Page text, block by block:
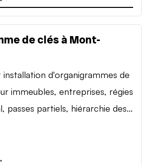
de clés à Mont-
d'organigrammes de
immeubles, entreprises, régies
passes partiels, hiérarchie des...